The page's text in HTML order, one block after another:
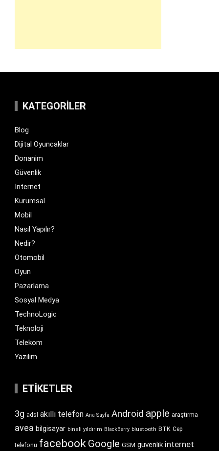
KATEGORILER
Blog
Dijital Oyuncaklar
Donanim
Güvenlik
İnternet
Kurumsal
Mobil
Nasıl Yapılır?
Nedir?
Otomobil
Oyun
Pazarlama
Sosyal Medya
TechnoLogic
Teknoloji
Telekom
Yazılım
ETIKETLER
3g adsl akıllı telefon Ana Sayfa Android apple araştırma
avea bilgisayar binali yıldırım BlackBerry bluetooth BTK Cep
telefonu facebook Google GSM güvenlik internet